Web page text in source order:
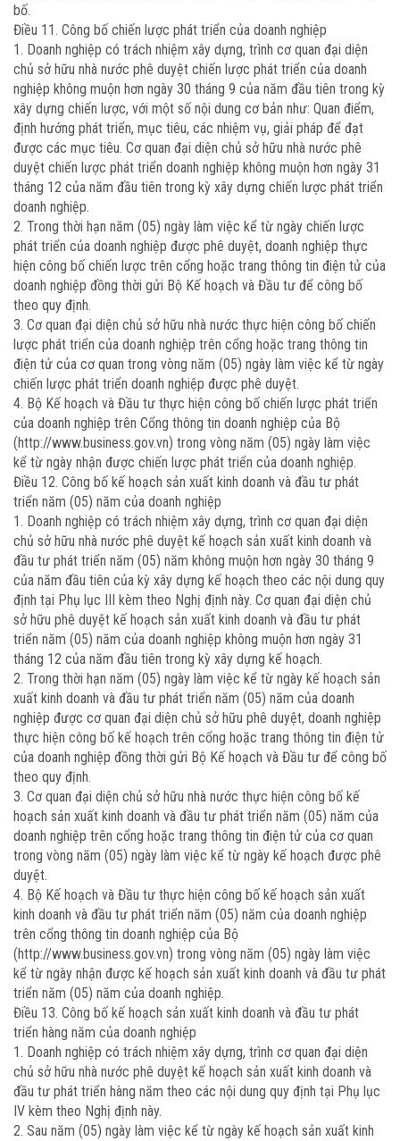
bố.
Điều 11. Công bố chiến lược phát triển của doanh nghiệp
1. Doanh nghiệp có trách nhiệm xây dựng, trình cơ quan đại diện
chủ sở hữu nhà nước phê duyệt chiến lược phát triển của doanh
nghiệp không muộn hơn ngày 30 tháng 9 của năm đầu tiên trong kỳ
xây dựng chiến lược, với một số nội dung cơ bản như: Quan điểm,
định hướng phát triển, mục tiêu, các nhiệm vụ, giải pháp để đạt
được các mục tiêu. Cơ quan đại diện chủ sở hữu nhà nước phê
duyệt chiến lược phát triển doanh nghiệp không muộn hơn ngày 31
tháng 12 của năm đầu tiên trong kỳ xây dựng chiến lược phát triển
doanh nghiệp.
2. Trong thời hạn năm (05) ngày làm việc kể từ ngày chiến lược
phát triển của doanh nghiệp được phê duyệt, doanh nghiệp thực
hiện công bố chiến lược trên cổng hoặc trang thông tin điện tử của
doanh nghiệp đồng thời gửi Bộ Kế hoạch và Đầu tư để công bố
theo quy định.
3. Cơ quan đại diện chủ sở hữu nhà nước thực hiện công bố chiến
lược phát triển của doanh nghiệp trên cổng hoặc trang thông tin
điện tử của cơ quan trong vòng năm (05) ngày làm việc kể từ ngày
chiến lược phát triển doanh nghiệp được phê duyệt.
4. Bộ Kế hoạch và Đầu tư thực hiện công bố chiến lược phát triển
của doanh nghiệp trên Cổng thông tin doanh nghiệp của Bộ
(http://www.business.gov.vn) trong vòng năm (05) ngày làm việc
kể từ ngày nhận được chiến lược phát triển của doanh nghiệp.
Điều 12. Công bố kế hoạch sản xuất kinh doanh và đầu tư phát
triển năm (05) năm của doanh nghiệp
1. Doanh nghiệp có trách nhiệm xây dựng, trình cơ quan đại diện
chủ sở hữu nhà nước phê duyệt kế hoạch sản xuất kinh doanh và
đầu tư phát triển năm (05) năm không muộn hơn ngày 30 tháng 9
của năm đầu tiên của kỳ xây dựng kế hoạch theo các nội dung quy
định tại Phụ lục III kèm theo Nghị định này. Cơ quan đại diện chủ
sở hữu phê duyệt kế hoạch sản xuất kinh doanh và đầu tư phát
triển năm (05) năm của doanh nghiệp không muộn hơn ngày 31
tháng 12 của năm đầu tiên trong kỳ xây dựng kế hoạch.
2. Trong thời hạn năm (05) ngày làm việc kể từ ngày kế hoạch sản
xuất kinh doanh và đầu tư phát triển năm (05) năm của doanh
nghiệp được cơ quan đại diện chủ sở hữu phê duyệt, doanh nghiệp
thực hiện công bố kế hoạch trên cổng hoặc trang thông tin điện tử
của doanh nghiệp đồng thời gửi Bộ Kế hoạch và Đầu tư để công bố
theo quy định.
3. Cơ quan đại diện chủ sở hữu nhà nước thực hiện công bố kế
hoạch sản xuất kinh doanh và đầu tư phát triển năm (05) năm của
doanh nghiệp trên cổng hoặc trang thông tin điện tử của cơ quan
trong vòng năm (05) ngày làm việc kể từ ngày kế hoạch được phê
duyệt.
4. Bộ Kế hoạch và Đầu tư thực hiện công bố kế hoạch sản xuất
kinh doanh và đầu tư phát triển năm (05) năm của doanh nghiệp
trên cổng thông tin doanh nghiệp của Bộ
(http://www.business.gov.vn) trong vòng năm (05) ngày làm việc
kể từ ngày nhận được kế hoạch sản xuất kinh doanh và đầu tư phát
triển năm (05) năm của doanh nghiệp.
Điều 13. Công bố kế hoạch sản xuất kinh doanh và đầu tư phát
triển hàng năm của doanh nghiệp
1. Doanh nghiệp có trách nhiệm xây dựng, trình cơ quan đại diện
chủ sở hữu nhà nước phê duyệt kế hoạch sản xuất kinh doanh và
đầu tư phát triển hàng năm theo các nội dung quy định tại Phụ lục
IV kèm theo Nghị định này.
2. Sau năm (05) ngày làm việc kể từ ngày kế hoạch sản xuất kinh